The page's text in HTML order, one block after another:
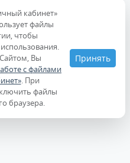
кабинет»
файлы
чтобы
Вы
с файлами
. При
файлы
браузера.
Принять